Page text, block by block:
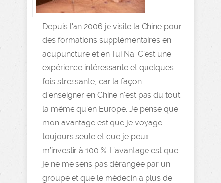
Depuis l'an 2006 je visite la Chine pour
des formations supplémentaires en
acupuncture et en Tui Na. C’est une
expérience intéressante et quelques
fois stressante, car la façon
d'enseigner en Chine n'est pas du tout
la même qu’en Europe. Je pense que
mon avantage est que je voyage
toujours seule et que je peux
m’investir à 100 %. L’avantage est que
je ne me sens pas dérangée par un
groupe et que le médecin a plus de